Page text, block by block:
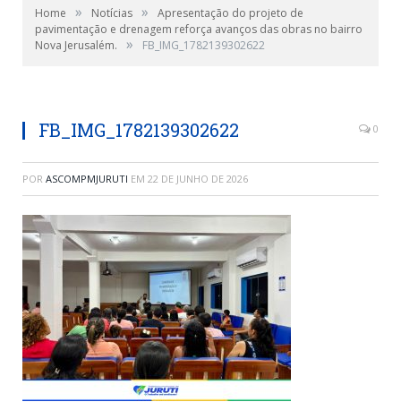
Home » Notícias »
Apresentação do projeto de
pavimentação e drenagem reforça avanços das obras no bairro
Nova Jerusalém.
» FB_IMG_1782139302622
FB_IMG_1782139302622 0
POR ASCOMPMJURUTI EM 22 DE JUNHO DE 2026